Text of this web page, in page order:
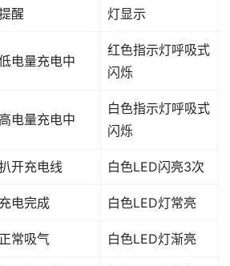
醒 灯显示
电量充电中
红色指示灯呼吸式
闪烁
高电量充电中
白色指示灯呼吸式
闪烁
开充电线 白色LED闪亮3次
充电完成 白色LED灯常亮
正常吸气 白色LED灯渐亮